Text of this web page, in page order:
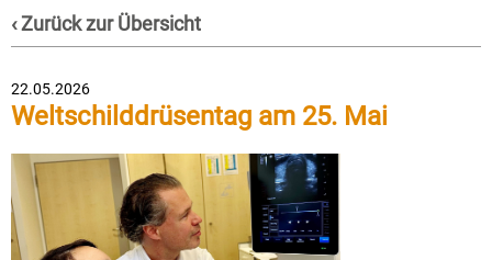
‹ Zurück zur Übersicht
22.05.2026
Weltschilddrüsentag am 25. Mai